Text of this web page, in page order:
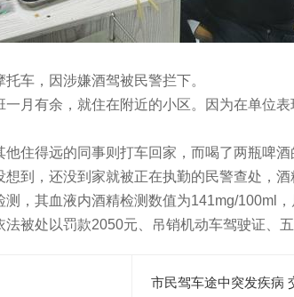
车，因涉嫌酒驾被民警拦下。
月有余，就住在附近的小区。因为在单位
住得远的同事则打车回家，而喝了两瓶啤
到，还没到家就被正在执勤的民警查处，酒
，其血液内酒精检测数值为141mg/100ml，
被处以罚款2050元、吊销机动车驾驶证、
市民驾车途中突发疾病